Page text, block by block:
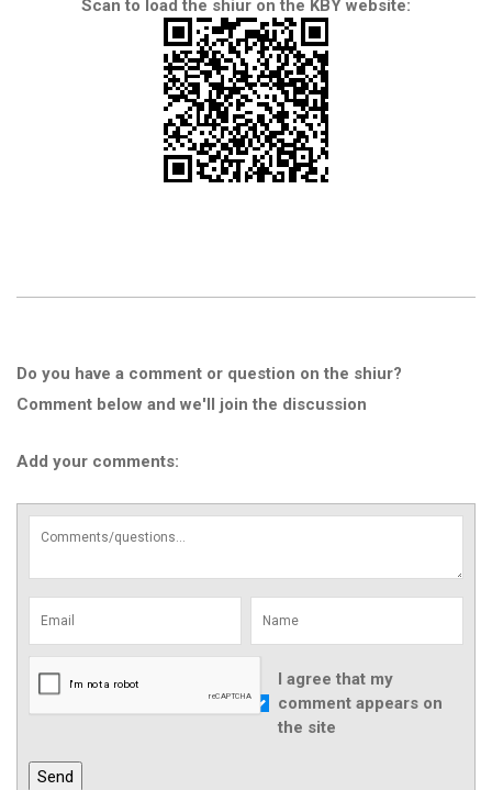
Scan to load the shiur on the KBY website:
Do you have a comment or question on the shiur?
Comment below and we'll join the discussion
Add your comments:
I agree that my
comment appears on
the site